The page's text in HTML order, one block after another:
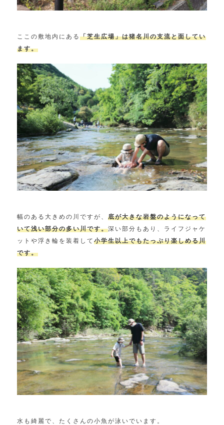
ここの敷地内にある 「芝生広場」は猪名川の支流と面してい
ます。
幅のある大きめの川ですが、 底が大きな岩盤のようになって
いて浅い部分の多い川です。深い部分もあり、ライフジャケ
ットや浮き輪を装着して 小学生以上でもたっぷり楽しめる川
です。
水も綺麗で、たくさんの小魚が泳いでいます。